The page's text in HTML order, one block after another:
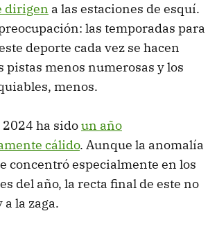
dirigen a las estaciones de esquí.
las temporadas para
deporte cada vez se hacen
pistas menos numerosas y los
menos.
ha sidoun año
cálido. Aunque la anomalía
concentró especialmente en los
del año, la recta final de este no
la zaga.